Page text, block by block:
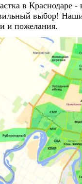
в Краснодаре
выбор!
и пожелания.